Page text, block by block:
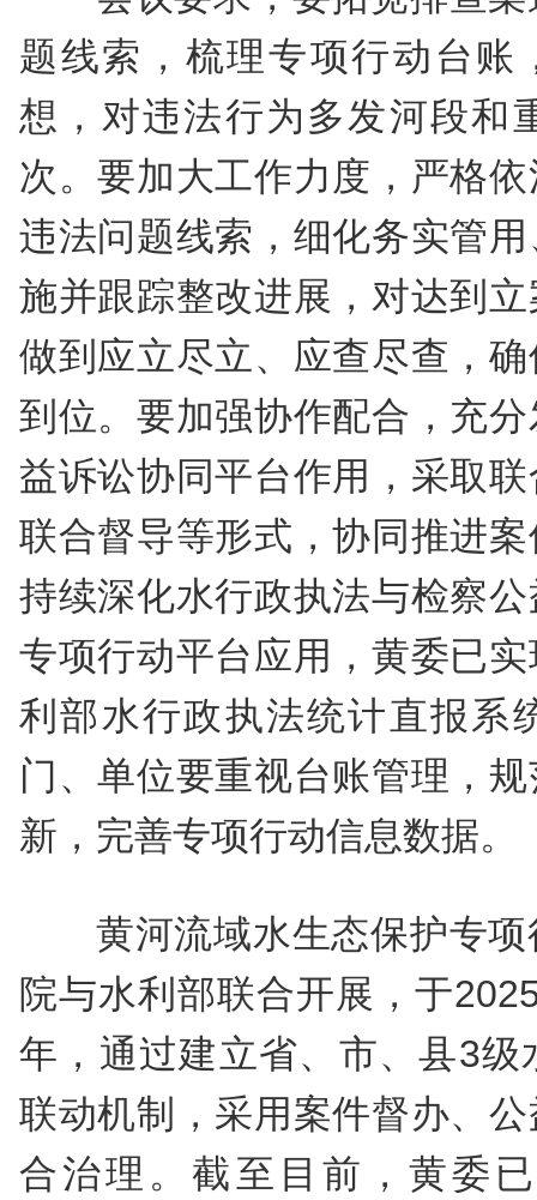
题线索，梳理专项行动台账
想，对违法行为多发河段和
次。要加大工作力度，严格
违法问题线索，细化务实管
施并跟踪整改进展，对达到
做到应立尽立、应查尽查，
到位。要加强协作配合，充
益诉讼协同平台作用，采取
联合督导等形式，协同推进
持续深化水行政执法与检察
专项行动平台应用，黄委已
利部水行政执法统计直报系
门、单位要重视台账管理，
新，完善专项行动信息数据。
黄河流域水生态保护专
院与水利部联合开展，于
年，通过建立省、市、县3级
联动机制，采用案件督办、
合治理。截至目前，黄委